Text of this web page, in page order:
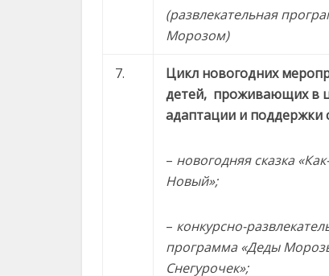
(развлекательная
Морозом)
7.
Цикл новогодних
детей, проживающих в
адаптации и поддержки
– новогодняя сказка
Новый»;
– конкурсно-
программа «Деды
Снегурочек»;